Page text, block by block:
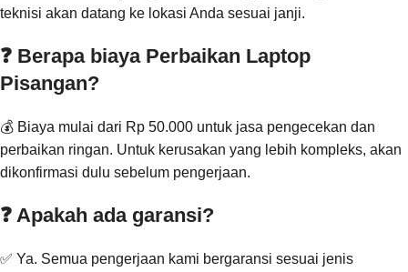
teknisi akan datang ke lokasi Anda sesuai janji.
❓ Berapa biaya Perbaikan Laptop
Pisangan?
💰 Biaya mulai dari Rp 50.000 untuk jasa pengecekan dan
perbaikan ringan. Untuk kerusakan yang lebih kompleks, akan
dikonfirmasi dulu sebelum pengerjaan.
❓ Apakah ada garansi?
✅ Ya. Semua pengerjaan kami bergaransi sesuai jenis